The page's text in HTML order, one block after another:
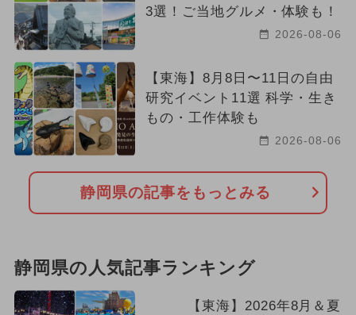
3選！ご当地グルメ・体験も！
2026-08-06
【東海】8月8日〜11日の自由
研究イベント11選 科学・生き
もの・工作体験も
2026-08-06
静岡県の記事をもっとみる
静岡県の人気記事ランキング
【東海】2026年8月＆夏